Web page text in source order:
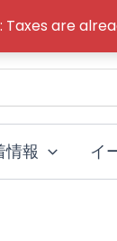
are
情報 イ